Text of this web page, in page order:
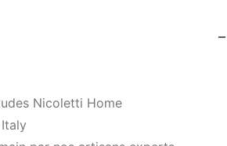
Nicoletti Home